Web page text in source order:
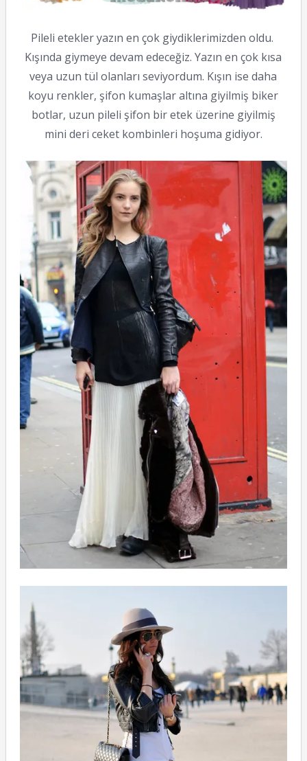
Pileli etekler yazın en çok giydiklerimizden oldu.
Kışında giymeye devam edeceğiz. Yazın en çok kısa
veya uzun tül olanları seviyordum. Kışın ise daha
koyu renkler, şifon kumaşlar altına giyilmiş biker
botlar, uzun pileli şifon bir etek üzerine giyilmiş
mini deri ceket kombinleri hoşuma gidiyor.